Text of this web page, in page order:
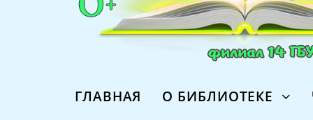
ГЛАВНАЯ О БИБЛИОТЕКЕ